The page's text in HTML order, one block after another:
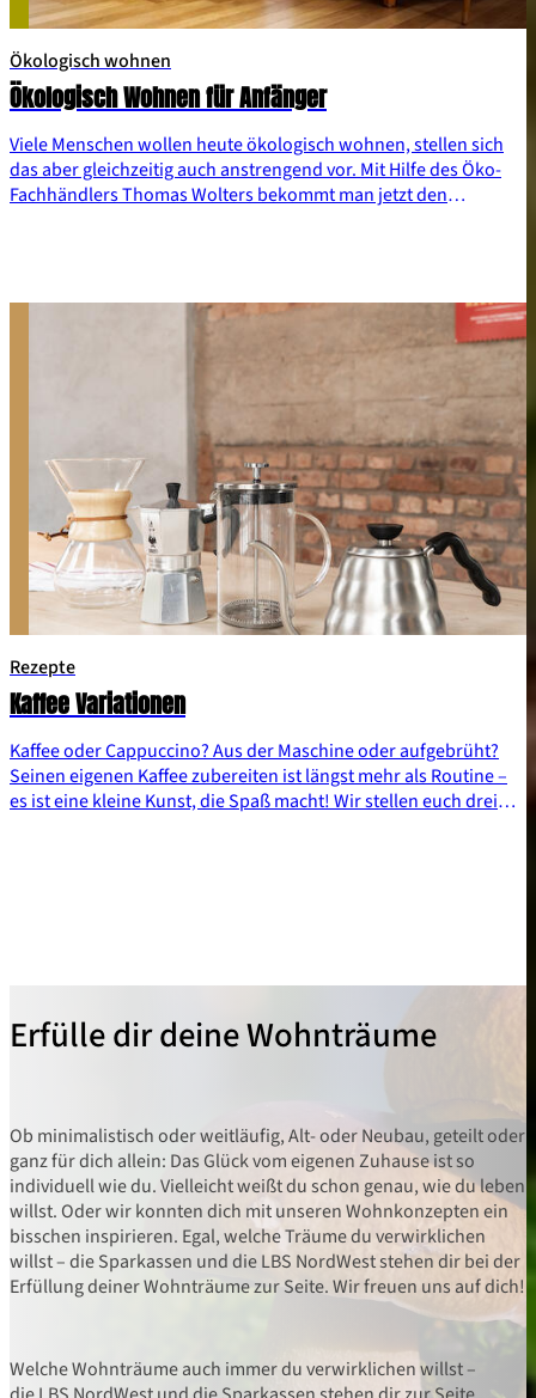
Ökologisch wohnen
Ökologisch Wohnen für Anfänger
Viele Menschen wollen heute ökologisch wohnen, stellen sich
das aber gleichzeitig auch anstrengend vor. Mit Hilfe des Öko-
Fachhändlers Thomas Wolters bekommt man jetzt den
Rezepte
Kaffee Variationen
Kaffee oder Cappuccino? Aus der Maschine oder aufgebrüht?
Seinen eigenen Kaffee zubereiten ist längst mehr als Routine –
es ist eine kleine Kunst, die Spaß macht! Wir stellen euch drei
Erfülle dir deine Wohnträume
Ob minimalistisch oder weitläufig, Alt- oder Neubau, geteilt oder
ganz für dich allein: Das Glück vom eigenen Zuhause ist so
individuell wie du. Vielleicht weißt du schon genau, wie du leben
willst. Oder wir konnten dich mit unseren Wohnkonzepten ein
bisschen inspirieren. Egal, welche Träume du verwirklichen
willst – die Sparkassen und die LBS NordWest stehen dir bei der
Erfüllung deiner Wohnträume zur Seite. Wir freuen uns auf dich!
Welche Wohnträume auch immer du verwirklichen willst –